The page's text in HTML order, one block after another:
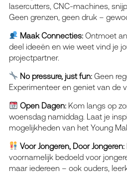
lasercutters, CNC-machines,
Geen grenzen, geen druk –
Maak Connecties: Ontmoet
deel ideeën en wie weet vind je
projectpartner.
No pressure, just fun: Geen
Experimenteer en geniet van de
Open Dagen: Kom langs op
woensdag namiddag. Laat je
mogelijkheden van het Young
Voor Jongeren, Door Jongeren:
voornamelijk bedoeld voor
maar iedereen – ook ouders,